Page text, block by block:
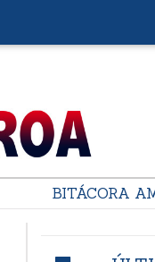
BITÁCORA